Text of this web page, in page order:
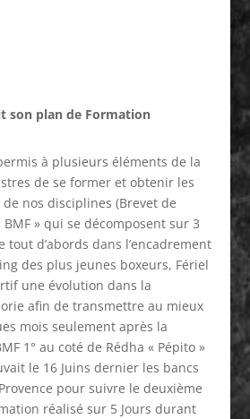
son plan de Formation
à plusieurs éléments de la
de se former et obtenir les
nos disciplines (Brevet de
» qui se décomposent sur 3
tout d’abords dans l’encadrement
des plus jeunes boxeurs, Fériel
une évolution dans la
afin de transmettre au mieux
mois seulement après la
1° au coté de Rédha « Pépito »
le 16 Juins dernier les bancs
Provence pour suivre le deuxième
réalisé sur 5 Jours durant